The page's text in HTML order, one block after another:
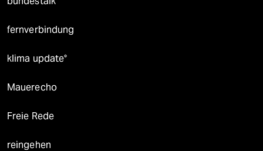
fernverbindung
klima update°
Mauerecho
Freie Rede
reingehen